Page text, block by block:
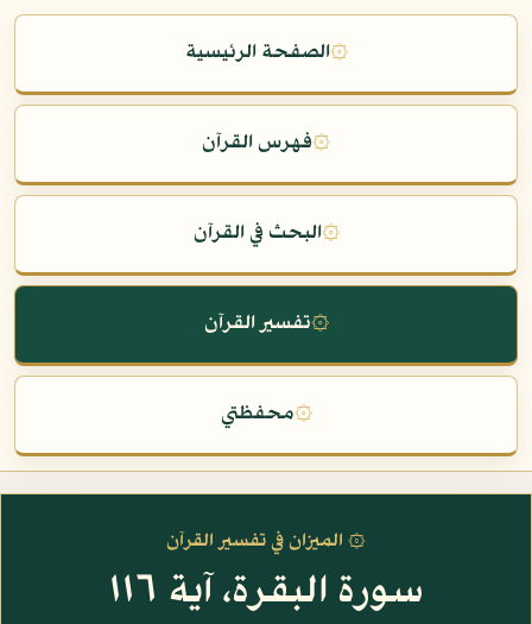
۞الصفحة الرئيسية
۞فهرس القرآن
۞البحث في القرآن
۞تفسير القرآن
۞محفظتي
۞ الميزان في تفسير القرآن
سورة البقرة، آية ١١٦